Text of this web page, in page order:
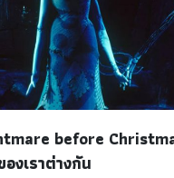
before
งเราต่างกัน